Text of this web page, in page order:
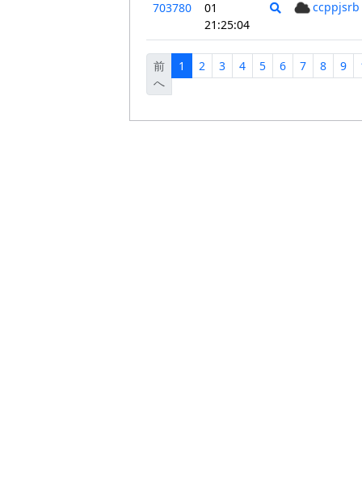
703780
01
21:25:04
ccppjsrb
前
へ
1 2 3 4 5 6 7 8 9